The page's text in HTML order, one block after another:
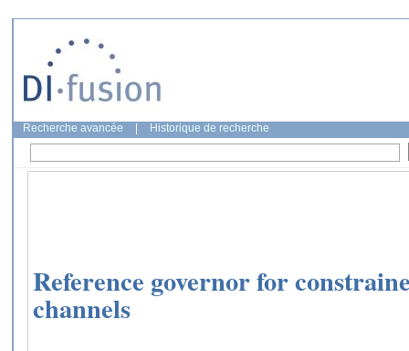
Recherche avancée Historique de recherche
Reference governor for
channels